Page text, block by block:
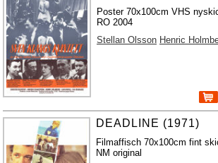
Poster 70x100cm VHS
RO 2004
Stellan Olsson Henric
DEADLINE (1971)
Filmaffisch 70x100cm fint
NM original